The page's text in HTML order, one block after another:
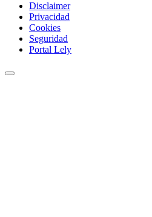
Disclaimer
Privacidad
Cookies
Seguridad
Portal Lely